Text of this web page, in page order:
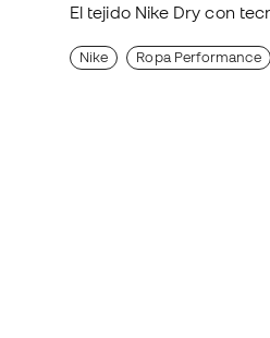
El tejido Nike Dry con
Nike Ropa Performance